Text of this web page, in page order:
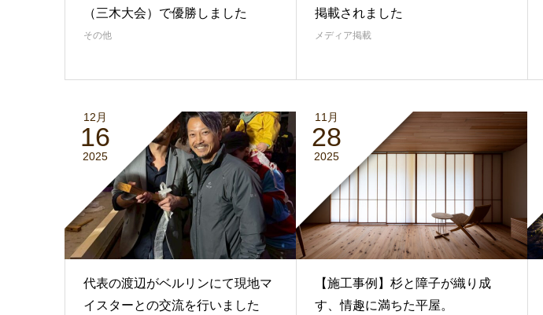
（三木大会）で優勝しました
その他
掲載されました
メディア掲載
12月
16
2025
代表の渡辺がベルリンにて現地マ
イスターとの交流を行いました
11月
28
2025
【施工事例】杉と障子が織り成
す、情趣に満ちた平屋。